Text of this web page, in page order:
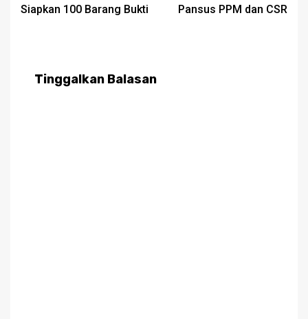
Siapkan 100 Barang Bukti
Pansus PPM dan CSR
Tinggalkan Balasan